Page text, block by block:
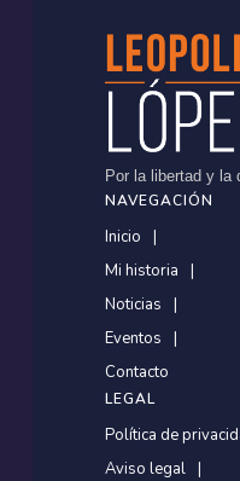
Por la libertad y la
NAVEGACIÓN
Inicio
Mi historia
Noticias
Eventos
Contacto
LEGAL
Política de
Aviso legal